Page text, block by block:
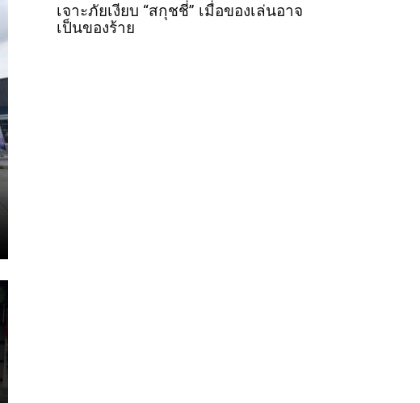
เจาะภัยเงียบ “สกุชชี่” เมื่อของเล่นอาจ
เป็นของร้าย